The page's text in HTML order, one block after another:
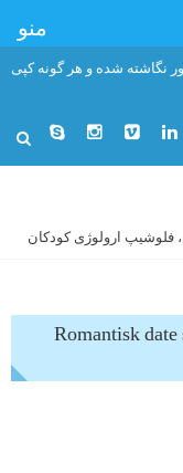
شده و هر گونه کپی
فلوشیپ ارولوژی کودکان
Romantisk
منو